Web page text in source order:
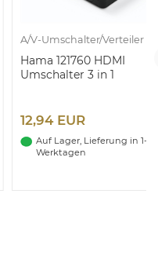
A/V-Umschalter/Verteiler
Hama 121760 HDMI
Umschalter 3 in 1
12,94 EUR
Auf Lager, Lieferung in 1-3
Werktagen